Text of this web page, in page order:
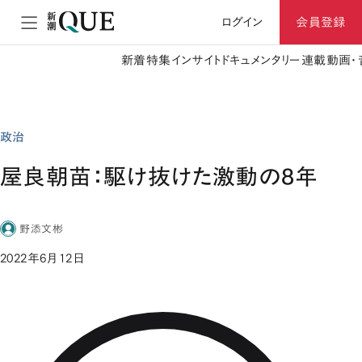
ログイン 会員登録
新着特集 インサイト ドキュメンタリー 連載動画
政治
屋良朝苗：駆け抜けた激動の8年
野添文彬
2022年6月12日